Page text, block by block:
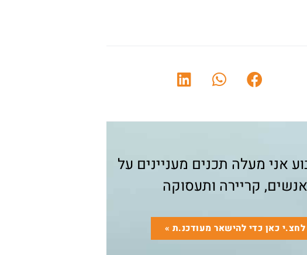
אני מעלה תכנים מעניינים על
אנשים, קריירה ותעסוקה
לחצ.י כאן כדי להישאר מעודכנ.ת »